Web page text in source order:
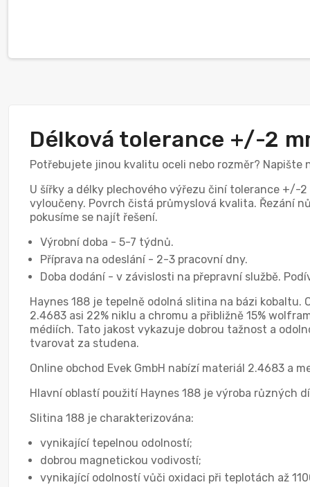
Délková tolerance +/-2
Potřebujete jinou kvalitu oceli nebo rozměr? Napište
U šířky a délky plechového výřezu činí tolerance +/-
vyloučeny. Povrch čistá průmyslová kvalita. Řezání
pokusíme se najít řešení.
Výrobní doba - 5-7 týdnů.
Příprava na odeslání - 2-3 pracovní dny.
Doba dodání - v závislosti na přepravní službě.
Haynes 188 je tepelně odolná slitina na bázi
2.4683 asi 22% niklu a chromu a přibližně 15%
médiích. Tato jakost vykazuje dobrou tažnost a
tvarovat za studena.
Online obchod Evek GmbH nabízí materiál 2.4683 a
Hlavní oblastí použití Haynes 188 je výroba různých
Slitina 188 je charakterizována:
vynikající tepelnou odolností;
dobrou magnetickou vodivostí;
vynikající odolností vůči oxidaci při teplotách až